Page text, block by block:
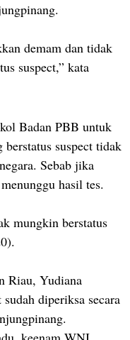
demam dan tidak
suspect,” kata
Badan PBB untuk
suspect tidak
Sebab jika
hasil tes.
mungkin berstatus
Riau, Yudiana
diperiksa secara